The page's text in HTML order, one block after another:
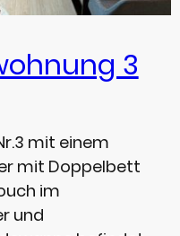
3
mit einem
mit Doppelbett
im
und